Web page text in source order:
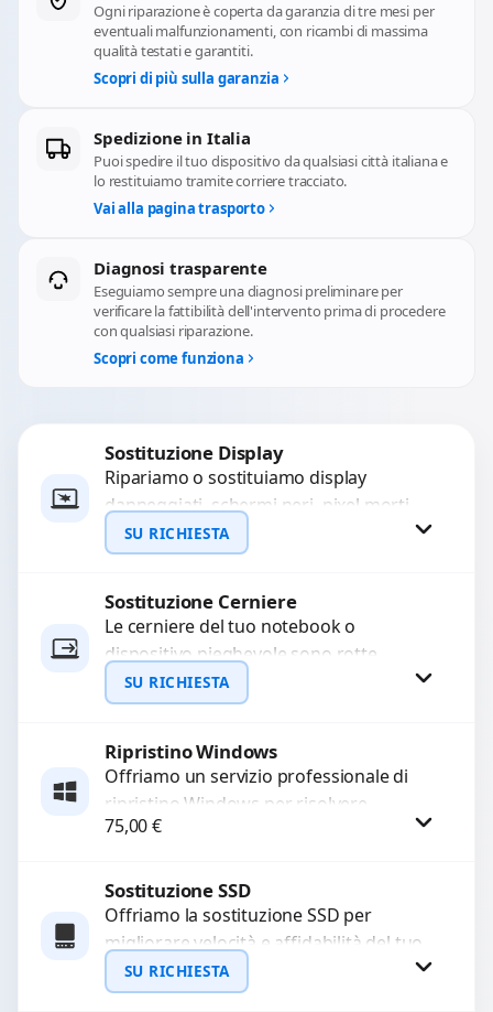
Ogni riparazione è coperta da garanzia di tre mesi per
eventuali malfunzionamenti, con ricambi di massima
qualità testati e garantiti.
Scopri di più sulla garanzia
Spedizione in Italia
Puoi spedire il tuo dispositivo da qualsiasi città italiana e
lo restituiamo tramite corriere tracciato.
Vai alla pagina trasporto
Diagnosi trasparente
Eseguiamo sempre una diagnosi preliminare per
verificare la fattibilità dell'intervento prima di procedere
con qualsiasi riparazione.
Scopri come funziona
Sostituzione Display
Ripariamo o sostituiamo display
danneggiati, schermi neri, pixel morti,
righe sullo schermo, vetro incrinato,
LCD rotto, aloni o colori sbiaditi,...
SU RICHIESTA
Richiedi Preventivo
WhatsApp
Sostituzione Cerniere
Le cerniere del tuo notebook o
dispositivo pieghevole sono rotte,
allentate o bloccate? Ripariamo o
sostituiamo cerniere difettose con
SU RICHIESTA
Richiedi Preventivo
Ripristino Windows
Offriamo un servizio professionale di
ripristino Windows per risolvere
problemi di sistema, lentezza o errori.
75,00€
Procedi
Sostituzione SSD
Offriamo la sostituzione SSD per
migliorare velocità e affidabilità del tuo
dispositivo. In caso di
malfunzionamento, recuperiamo i dati
SU RICHIESTA